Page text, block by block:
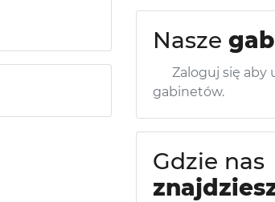
Nasze
Zaloguj się aby
gabinetów.
Gdzie nas